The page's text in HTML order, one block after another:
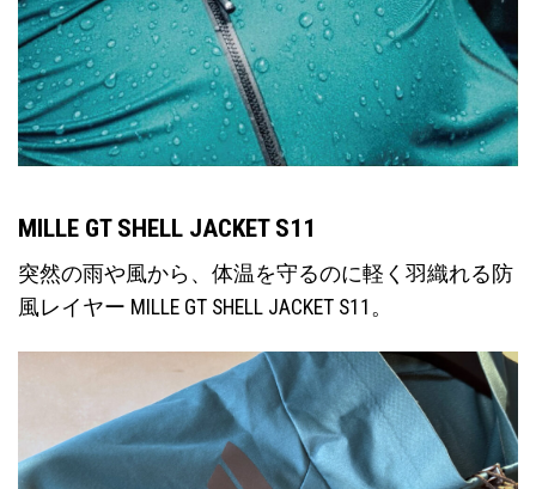
MILLE GT SHELL JACKET S11
突然の雨や風から、体温を守るのに軽く羽織れる防
風レイヤー MILLE GT SHELL JACKET S11。